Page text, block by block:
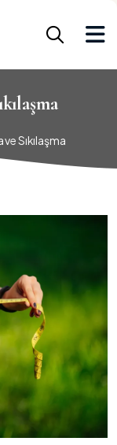
Sıkılaşma